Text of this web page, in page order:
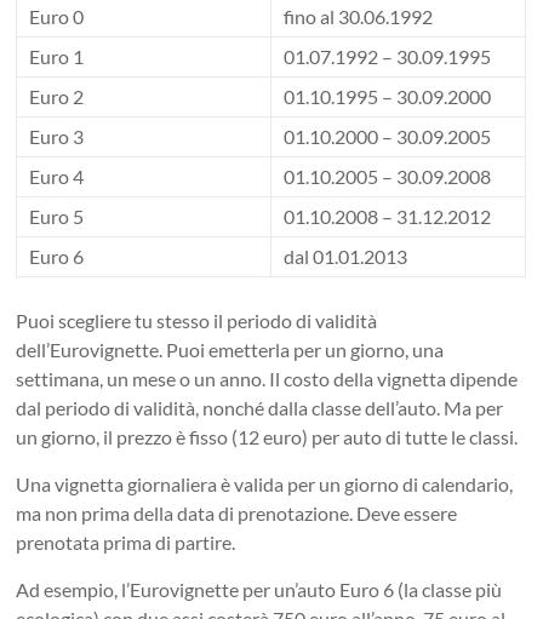
Euro 0
fino al 30.06.1992
Euro 1
01.07.1992 – 30.09.1995
Euro 2
01.10.1995 – 30.09.2000
Euro 3
01.10.2000 – 30.09.2005
Euro 4
01.10.2005 – 30.09.2008
Euro 5
01.10.2008 – 31.12.2012
Euro 6
dal 01.01.2013
Puoi scegliere tu stesso il periodo di validità
dell’Eurovignette. Puoi emetterla per un giorno, una
settimana, un mese o un anno. Il costo della vignetta dipende
dal periodo di validità, nonché dalla classe dell’auto. Ma per
un giorno, il prezzo è fisso (12 euro) per auto di tutte le classi.
Una vignetta giornaliera è valida per un giorno di calendario,
ma non prima della data di prenotazione. Deve essere
prenotata prima di partire.
Ad esempio, l’Eurovignette per un’auto Euro 6 (la classe più